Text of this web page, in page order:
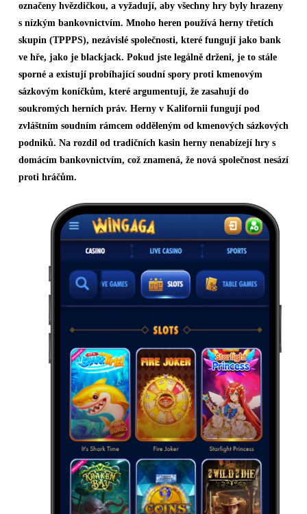
označeny hvězdičkou, a vyžadují, aby všechny hry byly hrazeny
s nízkým bankovnictvím. Mnoho heren používá herny třetích
skupin (TPPPS), nezávislé společnosti, které fungují jako bank
ve hře, jako je blackjack. Pokud jste legálně drženi, je to stále
sporné a existují probíhající soudní spory proti kmenovým
sázkovým koníčkům, které argumentují, že zasahují do
soukromých herních práv. Herny v Kalifornii fungují pod
zvláštním soudním rámcem odděleným od kmenových sázkových
podniků. Na rozdíl od tradičních kasin herny nenabízejí hry s
domácím bankovnictvím, což znamená, že nová společnost nesází
proti hráčům.